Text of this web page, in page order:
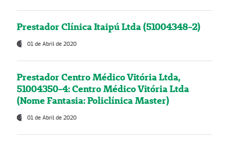
Prestador Clínica Itaipú Ltda (51004348-2)
01 de Abril de 2020
Prestador Centro Médico Vitória Ltda,
51004350-4: Centro Médico Vitória Ltda
(Nome Fantasia: Policlínica Master)
01 de Abril de 2020